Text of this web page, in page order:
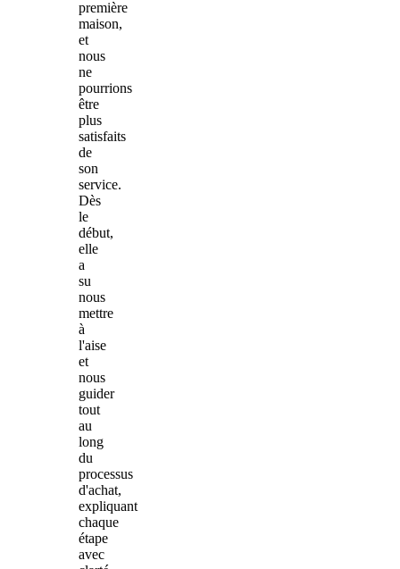
première
maison,
et
nous
ne
pourrions
être
plus
satisfaits
de
son
service.
Dès
le
début,
elle
a
su
nous
mettre
à
l'aise
et
nous
guider
tout
au
long
du
processus
d'achat,
expliquant
chaque
étape
avec